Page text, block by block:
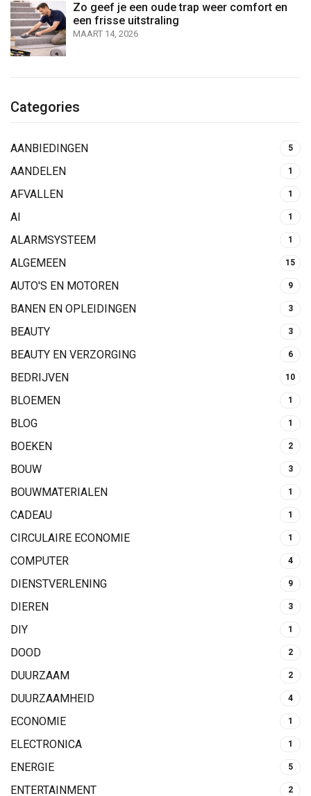
Zo geef je een oude trap weer comfort en
een frisse uitstraling
MAART 14, 2026
Categories
AANBIEDINGEN 5
AANDELEN 1
AFVALLEN 1
AI 1
ALARMSYSTEEM 1
ALGEMEEN 15
AUTO'S EN MOTOREN 9
BANEN EN OPLEIDINGEN 3
BEAUTY 3
BEAUTY EN VERZORGING 6
BEDRIJVEN 10
BLOEMEN 1
BLOG 1
BOEKEN 2
BOUW 3
BOUWMATERIALEN 1
CADEAU 1
CIRCULAIRE ECONOMIE 1
COMPUTER 4
DIENSTVERLENING 9
DIEREN 3
DIY 1
DOOD 2
DUURZAAM 2
DUURZAAMHEID 4
ECONOMIE 1
ELECTRONICA 1
ENERGIE 5
ENTERTAINMENT 2